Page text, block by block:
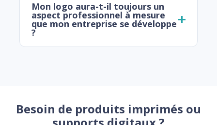
Mon logo aura-t-il toujours un
aspect professionnel à mesure
que mon entreprise se développe
?
Besoin de produits imprimés ou